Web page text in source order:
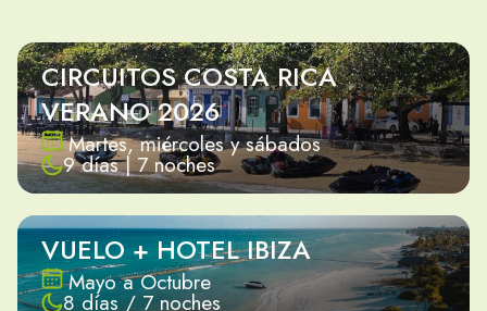
CIRCUITOS COSTA RICA
VERANO 2026
Martes, miércoles y sábados
9 días | 7 noches
VUELO + HOTEL IBIZA
Mayo a Octubre
8 días / 7 noches